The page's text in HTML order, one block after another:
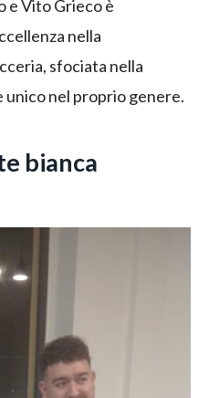
e Vito Grieco è
nella
sfociata nella
nel proprio genere.
bianca